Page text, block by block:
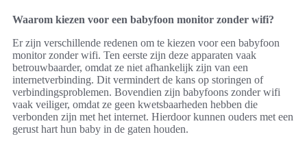
Waarom kiezen voor een babyfoon monitor zonder wifi?
Er zijn verschillende redenen om te kiezen voor een babyfoon
monitor zonder wifi. Ten eerste zijn deze apparaten vaak
betrouwbaarder, omdat ze niet afhankelijk zijn van een
internetverbinding. Dit vermindert de kans op storingen of
verbindingsproblemen. Bovendien zijn babyfoons zonder wifi
vaak veiliger, omdat ze geen kwetsbaarheden hebben die
verbonden zijn met het internet. Hierdoor kunnen ouders met een
gerust hart hun baby in de gaten houden.